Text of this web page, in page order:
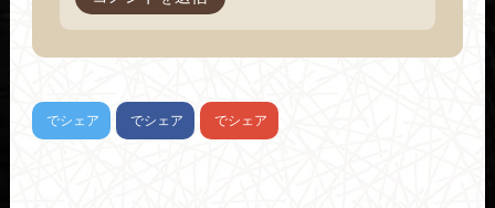
でシェア でシェア でシェア